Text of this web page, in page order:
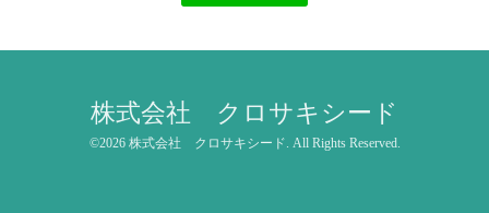
株式会社 クロサキシード
©2026 株式会社 クロサキシード . All Rights Reserved.